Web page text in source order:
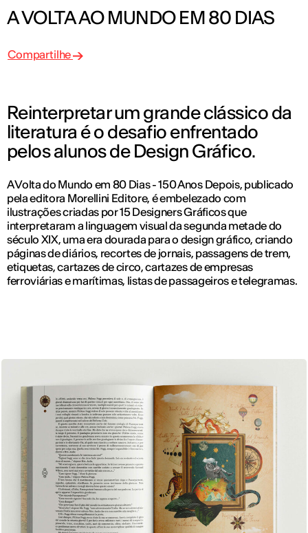
A VOLTA AO MUNDO EM 80 DIAS
Compartilhe
Reinterpretar um grande clássico da
literatura é o desafio enfrentado
pelos alunos de Design Gráfico.
A Volta do Mundo em 80 Dias - 150 Anos Depois, publicado
pela editora Morellini Editore, é embelezado com
ilustrações criadas por 15 Designers Gráficos que
interpretaram a linguagem visual da segunda metade do
século XIX, uma era dourada para o design gráfico, criando
páginas de diários, recortes de jornais, passagens de trem,
etiquetas, cartazes de circo, cartazes de empresas
ferroviárias e marítimas, listas de passageiros e telegramas.